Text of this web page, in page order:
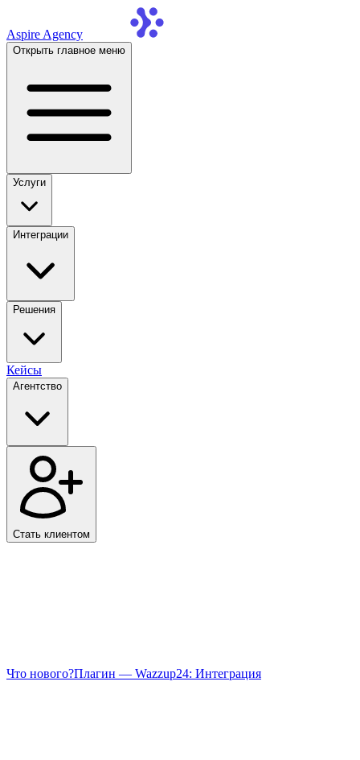
Aspire Agency
Открыть главное меню
Услуги
Интеграции
Решения
Кейсы
Агентство
Стать клиентом
Что нового?Плагин — Wazzup24: Интеграция